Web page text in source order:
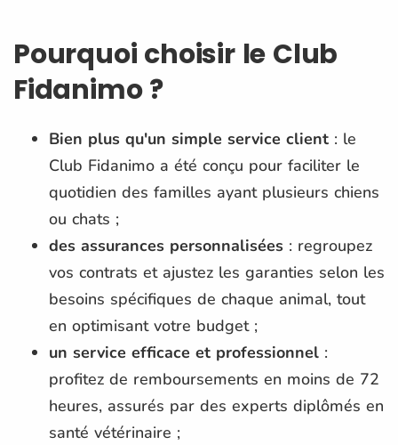
Pourquoi choisir le Club
Fidanimo ?
Bien plus qu'un simple service client : le
Club Fidanimo a été conçu pour faciliter le
quotidien des familles ayant plusieurs chiens
ou chats ;
des assurances personnalisées : regroupez
vos contrats et ajustez les garanties selon les
besoins spécifiques de chaque animal, tout
en optimisant votre budget ;
un service efficace et professionnel :
profitez de remboursements en moins de 72
heures, assurés par des experts diplômés en
santé vétérinaire ;